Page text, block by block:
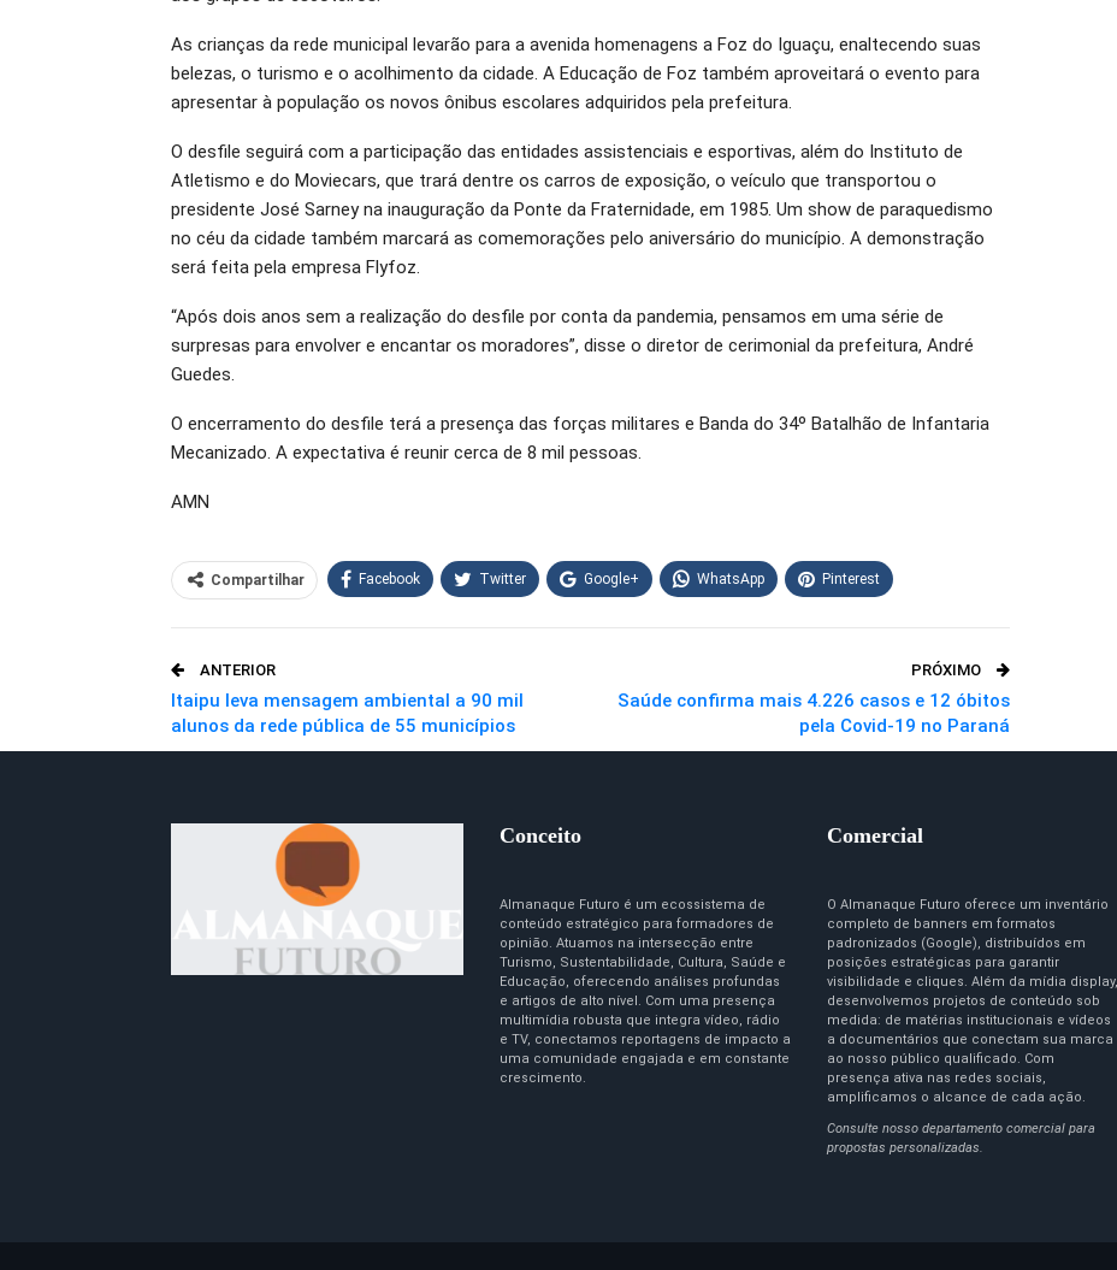
As crianças da rede municipal levarão para a avenida homenagens a Foz do Iguaçu, enaltecendo suas
belezas, o turismo e o acolhimento da cidade. A Educação de Foz também aproveitará o evento para
apresentar à população os novos ônibus escolares adquiridos pela prefeitura.
O desfile seguirá com a participação das entidades assistenciais e esportivas, além do Instituto de
Atletismo e do Moviecars, que trará dentre os carros de exposição, o veículo que transportou o
presidente José Sarney na inauguração da Ponte da Fraternidade, em 1985. Um show de paraquedismo
no céu da cidade também marcará as comemorações pelo aniversário do município. A demonstração
será feita pela empresa Flyfoz.
“Após dois anos sem a realização do desfile por conta da pandemia, pensamos em uma série de
surpresas para envolver e encantar os moradores”, disse o diretor de cerimonial da prefeitura, André
Guedes.
O encerramento do desfile terá a presença das forças militares e Banda do 34º Batalhão de Infantaria
Mecanizado. A expectativa é reunir cerca de 8 mil pessoas.
AMN
Compartilhar Facebook Twitter Google+ WhatsApp Pinterest
ANTERIOR
Itaipu leva mensagem ambiental a 90 mil
alunos da rede pública de 55 municípios
PRÓXIMO
Saúde confirma mais 4.226 casos e 12 óbitos
pela Covid-19 no Paraná
Conceito
Almanaque Futuro é um ecossistema de
conteúdo estratégico para formadores de
opinião. Atuamos na intersecção entre
Turismo, Sustentabilidade, Cultura, Saúde e
Educação, oferecendo análises profundas
e artigos de alto nível. Com uma presença
multimídia robusta que integra vídeo, rádio
e TV, conectamos reportagens de impacto a
uma comunidade engajada e em constante
crescimento.
Comercial
O Almanaque Futuro oferece um inventário
completo de banners em formatos
padronizados (Google), distribuídos em
posições estratégicas para garantir
visibilidade e cliques. Além da mídia display,
desenvolvemos projetos de conteúdo sob
medida: de matérias institucionais e vídeos
a documentários que conectam sua marca
ao nosso público qualificado. Com
presença ativa nas redes sociais,
amplificamos o alcance de cada ação.
Consulte nosso departamento comercial para
propostas personalizadas.